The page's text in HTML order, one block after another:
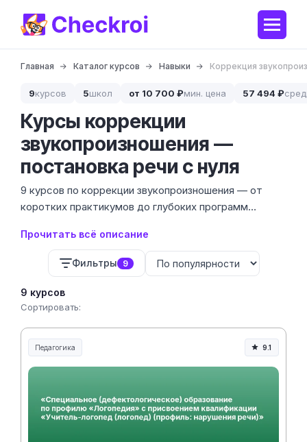
Главная Каталог курсов Навыки Коррекция
9курсов 5школ от 10 700 ₽мин. цена 57 494 ₽
Курсы коррекции
звукопроизношения —
постановка речи с нуля
9 курсов по коррекции звукопроизношения — от
коротких практикумов до глубоких программ
ведущих школ с ценами от 8 900 до 93 600 ₽, чтобы
вы могли сравнить подходы к постановке звуков в
одном месте.
Прочитать всё описание
Фильтры 9
9 курсов
Сортировать:
Педагогика
Образование и педагогика
9.1